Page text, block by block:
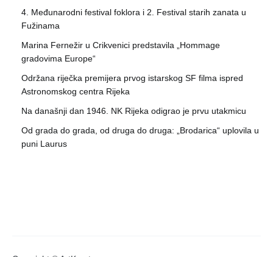
4. Međunarodni festival foklora i 2. Festival starih zanata u
Fužinama
Marina Fernežir u Crikvenici predstavila „Hommage
gradovima Europe“
Održana riječka premijera prvog istarskog SF filma ispred
Astronomskog centra Rijeka
Na današnji dan 1946. NK Rijeka odigrao je prvu utakmicu
Od grada do grada, od druga do druga: „Brodarica“ uplovila u
puni Laurus